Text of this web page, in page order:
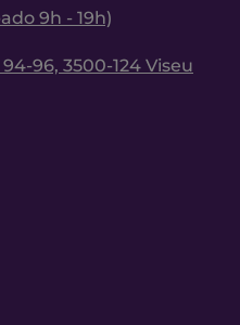
9h - 19h)
96, 3500-124 Viseu